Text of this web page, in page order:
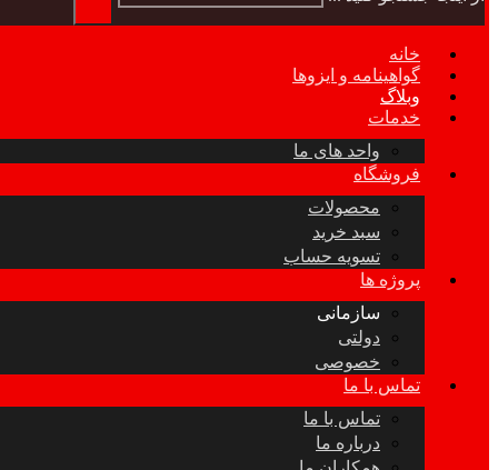
خانه
گواهینامه و ایزوها
وبلاگ
خدمات
واحد های ما
فروشگاه
محصولات
سبد خرید
تسویه حساب
پروژه ها
سازمانی
دولتی
خصوصی
تماس با ما
تماس با ما
درباره ما